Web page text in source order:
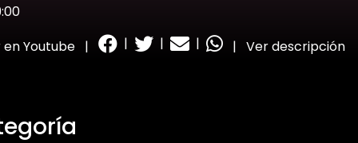
en Youtube | | | | | Ver descripción